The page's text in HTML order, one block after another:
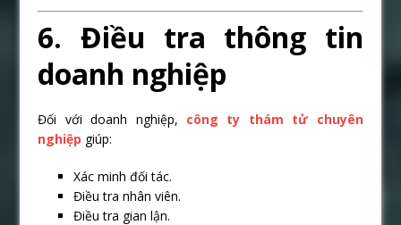
6. Điều tra thông tin
doanh nghiệp
Đối với doanh nghiệp, công ty thám tử chuyên
nghiệp giúp:
Xác minh đối tác.
Điều tra nhân viên.
Điều tra gian lận.